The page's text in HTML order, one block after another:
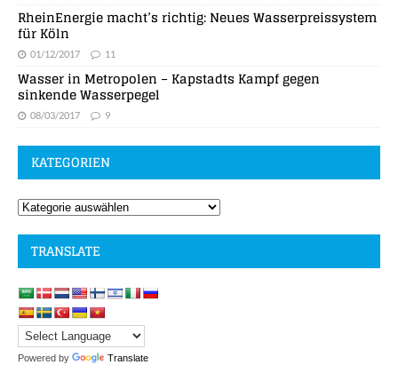
RheinEnergie macht’s richtig: Neues Wasserpreissystem
für Köln
01/12/2017 11
Wasser in Metropolen – Kapstadts Kampf gegen
sinkende Wasserpegel
08/03/2017 9
KATEGORIEN
TRANSLATE
Powered by Translate